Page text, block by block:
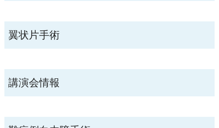
翼状片手術
講演会情報